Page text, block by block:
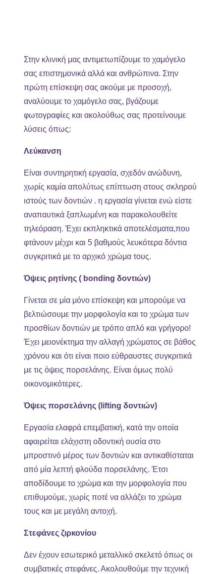
Στην κλινική μας αντιμετωπίζουμε το χαμόγελο
σας επιστημονικά αλλά και ανθρώπινα. Στην
πρώτη επίσκεψη σας ακούμε με προσοχή,
αναλύουμε το χαμόγελο σας, βγάζουμε
φωτογραφίες και ακολούθως σας προτείνουμε
λύσεις όπως:
Λεύκανση
Είναι συντηρητική εργασία, σχεδόν ανώδυνη,
χωρίς καμία απολύτως επίπτωση στους σκληρού
ιστούς των δοντιών . η εργασία γίνεται ενώ είστε
αναπαυτικά ξαπλωμένη και παρακολουθείτε
τηλεόραση. Έχει εκπληκτικά αποτελέσματα,που
φτάνουν μέχρι και 5 βαθμούς λευκότερα δόντια
συγκριτικά με το αρχικό χρώμα τους.
Όψεις ρητίνης ( bonding δοντιών)
Γίνεται σε μία μόνο επίσκεψη και μπορούμε να
βελτιώσουμε την μορφολογία και το χρώμα των
προσθίων δοντιών με τρόπο απλό και γρήγορο!
Έχει μειονέκτημα την αλλαγή χρώματος σε βάθος
χρόνου και ότι είναι ποιο εύθραυστες συγκριτικά
με τις όψεις πορσελάνης. Είναι όμως πολύ
οικονομικότερες.
Όψεις πορσελάνης (lifting δοντιών)
Εργασία ελαφρά επεμβατική, κατά την οποία
αφαιρείται ελάχιστη οδοντική ουσία στο
μπροστινό μέρος των δοντιών και αντικαθίσταται
από μία λεπτή φλούδα πορσελάνης. Έτσι
αποδίδουμε το χρώμα και την μορφολογία που
επιθυμούμε, χωρίς ποτέ να αλλάζει το χρώμα
τους και με μεγάλη αντοχή.
Στεφάνες ζιρκονίου
Δεν έχουν εσωτερικό μεταλλικό σκελετό όπως οι
συμβατικές στεφάνες. Ακολουθούμε την τεχνική